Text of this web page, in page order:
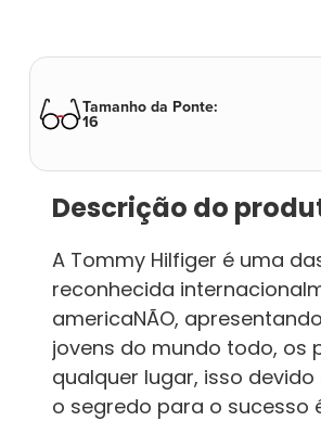
Tamanho da Ponte:
16
Descrição do
A Tommy Hilfiger é uma
reconhecida
americaNÃO,
jovens do mundo todo, os
qualquer lugar, isso
o segredo para o